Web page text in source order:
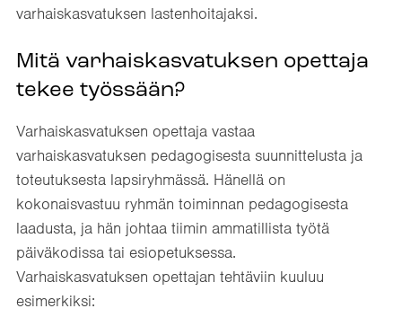
varhaiskasvatuksen lastenhoitajaksi.
Mitä varhaiskasvatuksen opettaja
tekee työssään?
Varhaiskasvatuksen opettaja vastaa
varhaiskasvatuksen pedagogisesta suunnittelusta ja
toteutuksesta lapsiryhmässä. Hänellä on
kokonaisvastuu ryhmän toiminnan pedagogisesta
laadusta, ja hän johtaa tiimin ammatillista työtä
päiväkodissa tai esiopetuksessa.
Varhaiskasvatuksen opettajan tehtäviin kuuluu
esimerkiksi: